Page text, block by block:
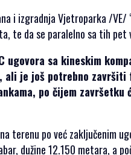
i izgradnja Vjetroparka /
te da se paralelno sa tih
ugovora sa kineskim
je još potrebno završiti
po čijem završetku
terenu po već zaključenim
dužine 12.150 metara, a